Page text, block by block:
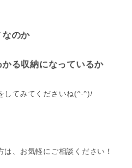
なのか
る収納になっているか
してみてくださいね(^-^)/
、お気軽にご相談ください！